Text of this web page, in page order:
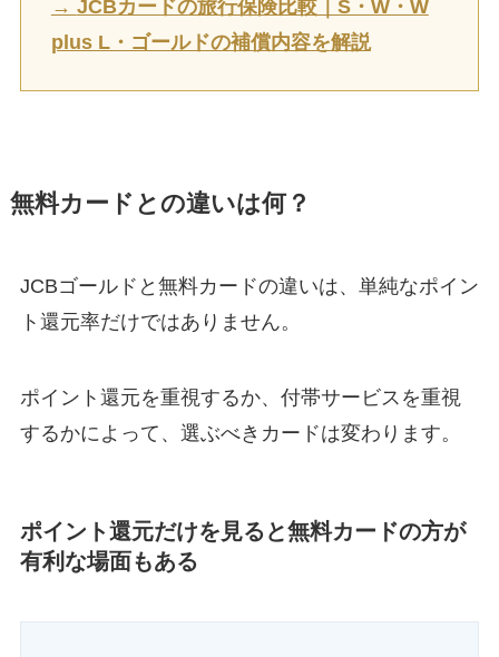
→ JCBカードの旅行保険比較｜S・W・W
plus L・ゴールドの補償内容を解説
無料カードとの違いは何？
JCBゴールドと無料カードの違いは、単純なポイン
ト還元率だけではありません。
ポイント還元を重視するか、付帯サービスを重視
するかによって、選ぶべきカードは変わります。
ポイント還元だけを見ると無料カードの方が
有利な場面もある